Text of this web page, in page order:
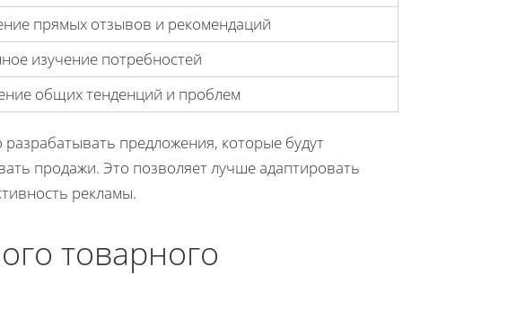
прямых отзывов и рекомендаций
изучение потребностей
общих тенденций и проблем
предложения, которые будут
продажи. Это позволяет лучше адаптировать
рекламы.
товарного